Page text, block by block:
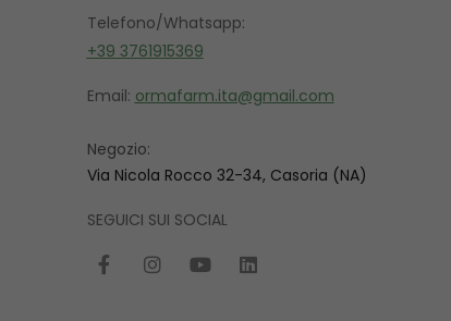
Telefono/Whatsapp:
+39 3761915369
Email: ormafarm.ita@gmail.com
Negozio:
Via Nicola Rocco 32-34, Casoria (NA)
SEGUICI SUI SOCIAL